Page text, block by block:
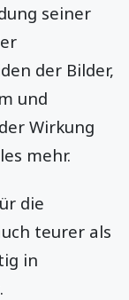
seiner
der Bilder,
und
Wirkung
mehr.
die
teurer als
in